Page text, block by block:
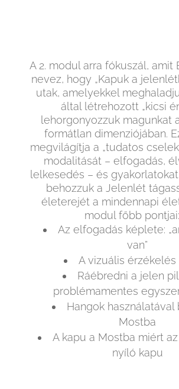
A 2. modul arra fókuszál, amit
nevez, hogy „Kapuk a
utak, amelyekkel
által létrehozott „kicsi
lehorgonyozzuk magunkat
formátlan dimenziójában.
megvilágítja a „tudatos
modalitását – elfogadás,
lelkesedés – és
behozzuk a Jelenlét
életerejét a mindennapi
modul főbb pontjai:
Az elfogadás képlete:
van”
A vizuális érzékelés
Ráébredni a jelen
problémamentes
Hangok használatával
Mostba
A kapu a Mostba miért
nyíló kapu